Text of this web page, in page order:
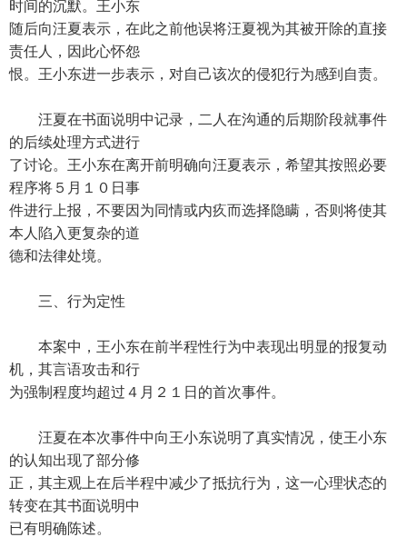
时间的沉默。王小东
随后向汪夏表示，在此之前他误将汪夏视为其被开除的直接
责任人，因此心怀怨
恨。王小东进一步表示，对自己该次的侵犯行为感到自责。
汪夏在书面说明中记录，二人在沟通的后期阶段就事件
的后续处理方式进行
了讨论。王小东在离开前明确向汪夏表示，希望其按照必要
程序将５月１０日事
件进行上报，不要因为同情或内疚而选择隐瞒，否则将使其
本人陷入更复杂的道
德和法律处境。
三、行为定性
本案中，王小东在前半程性行为中表现出明显的报复动
机，其言语攻击和行
为强制程度均超过４月２１日的首次事件。
汪夏在本次事件中向王小东说明了真实情况，使王小东
的认知出现了部分修
正，其主观上在后半程中减少了抵抗行为，这一心理状态的
转变在其书面说明中
已有明确陈述。